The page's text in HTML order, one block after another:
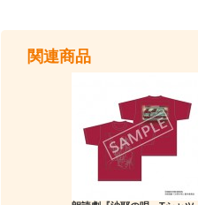
関連商品